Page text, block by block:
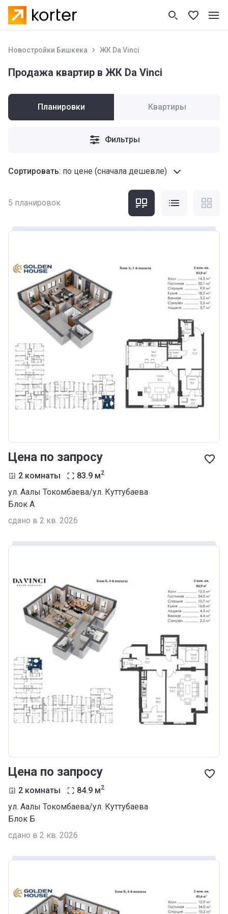
Новостройки Бишкека ЖК Da Vinci
Продажа квартир в ЖК Da Vinci
Планировки Квартиры
Фильтры
Сортировать: по цене (сначала дешевле)
5 планировок
Цена по запросу
2 комнаты 83.9 м2
ул. Аалы Токомбаева/ул. Куттубаева
Блок А
сдано в 2 кв. 2026
Цена по запросу
2 комнаты 84.9 м2
ул. Аалы Токомбаева/ул. Куттубаева
Блок Б
сдано в 2 кв. 2026